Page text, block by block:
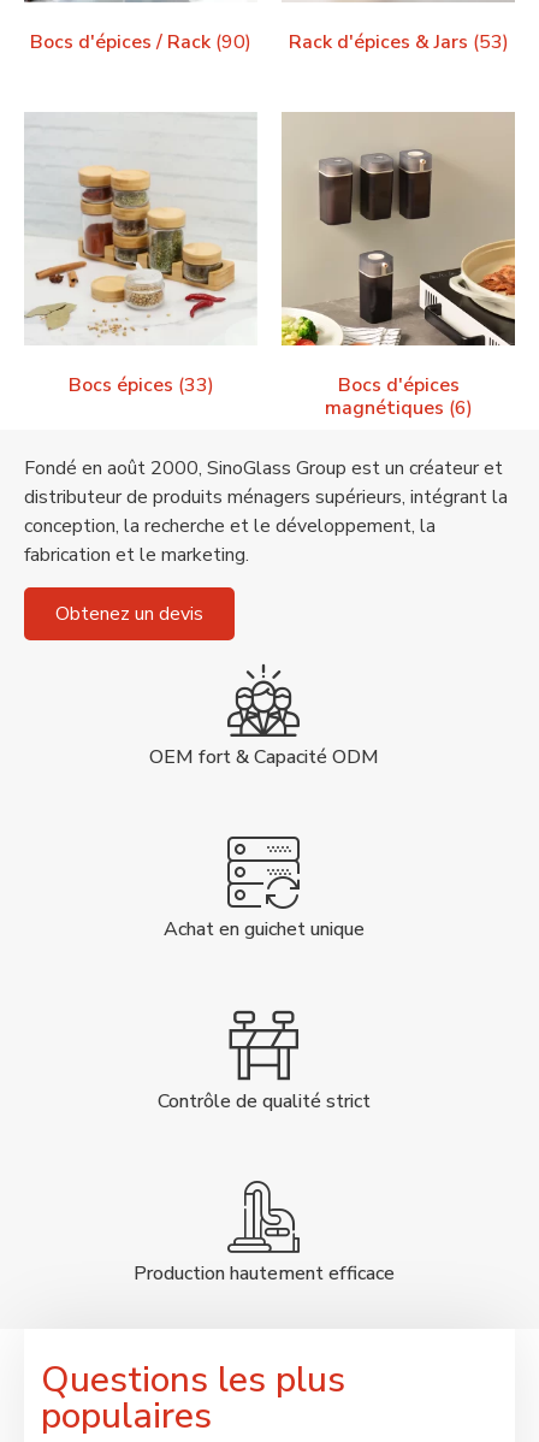
Bocs d'épices / Rack (90) Rack d'épices & Jars (53)
Bocs épices (33)
Bocs d'épices
magnétiques (6)
Fondé en août 2000, SinoGlass Group est un créateur et
distributeur de produits ménagers supérieurs, intégrant la
conception, la recherche et le développement, la
fabrication et le marketing.
Obtenez un devis
OEM fort & Capacité ODM
Achat en guichet unique
Contrôle de qualité strict
Production hautement efficace
Questions les plus
populaires